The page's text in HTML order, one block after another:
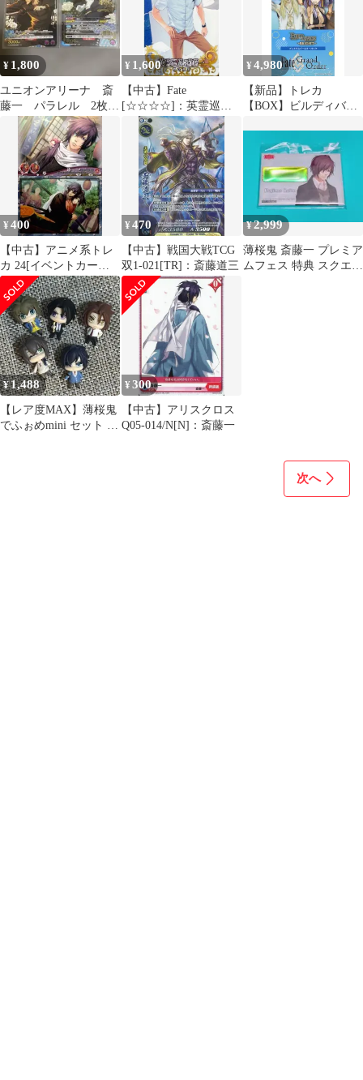
¥ 1,800
ユニオンアリーナ 斎
藤一 パラレル 2枚セ
ット
¥ 1,600
【中古】Fate
[☆☆☆☆]：英霊巡
遊：斎藤一
¥4,980
【新品】トレカ
【BOX】ビルディバイ
Fate/Grand Order サマー
イベントスペシャル
¥400
【中古】アニメ系トレ
カ 24[イベントカード
1]：斎藤一/斎藤一・雪
村千鶴
¥470
【中古】戦国大戦TCG
双1-021[TR]：斎藤道三
¥2,999
薄桜鬼 斎藤一 プレミア
ムフェス 特典 スクエア
¥1,488
【レア度MAX】薄桜鬼
でふぉめmini セット 土
¥300
【中古】アリスクロス
Q05-014/N[N]：斎藤一
次へ